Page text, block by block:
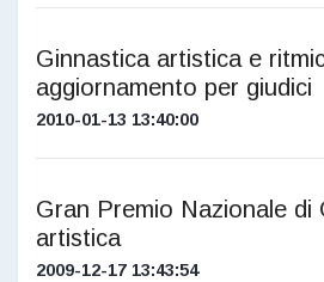
Ginnastica artistica e
aggiornamento per giudici
2010-01-13 13:40:00
Gran Premio Nazionale di
artistica
2009-12-17 13:43:54